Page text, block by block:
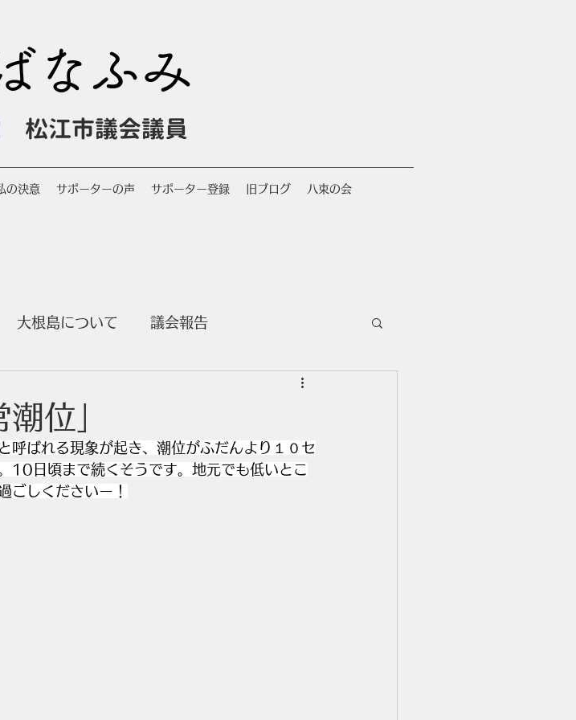
なふみ
松江市議会議員
の決意 サポーターの声 サポーター登録 旧ブログ 八束の会
大根島について 議会報告
位」
呼ばれる現象が起き、潮位がふだんより１０セ
10日頃まで続くそうです。地元でも低いとこ
ごしくださいー！